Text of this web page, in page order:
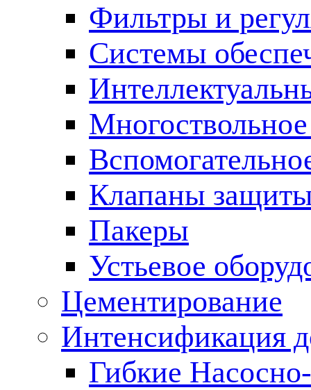
Фильтры и
Cистемы
Клапаны
Пакеры
Устьевое
Цементирование
Интенсификация
Гибкие